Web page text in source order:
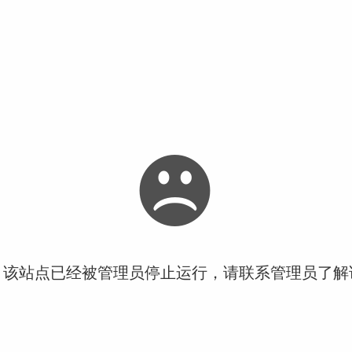
站点已经被管理员停止运行，请联系管理员了